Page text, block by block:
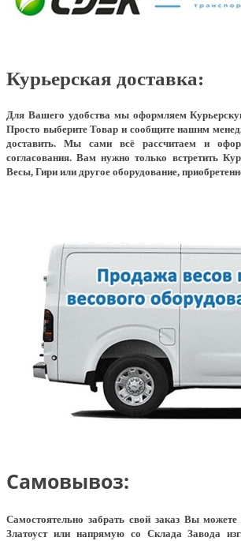
Курьерская доставка:
Для Вашего удобства мы оформляем
Просто выберите Товар и сообщите нашим
доставить. Мы сами всё рассчитаем и
согласования. Вам нужно только встретить
Весы, Гири или другое оборудование,
Самовывоз:
Самостоятельно забрать свой заказ Вы
Златоуст или напрямую со Склада Завода